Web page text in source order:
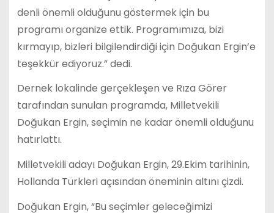
denli önemli olduğunu göstermek için bu
programı organize ettik. Programımıza, bizi
kırmayıp, bizleri bilgilendirdiği için Doğukan Ergin’e
teşekkür ediyoruz.” dedi.
Dernek lokalinde gerçekleşen ve Rıza Görer
tarafından sunulan programda, Milletvekili
Doğukan Ergin, seçimin ne kadar önemli olduğunu
hatırlattı.
Milletvekili adayı Doğukan Ergin, 29.Ekim tarihinin,
Hollanda Türkleri açısından öneminin altını çizdi.
Doğukan Ergin, “Bu seçimler geleceğimizi